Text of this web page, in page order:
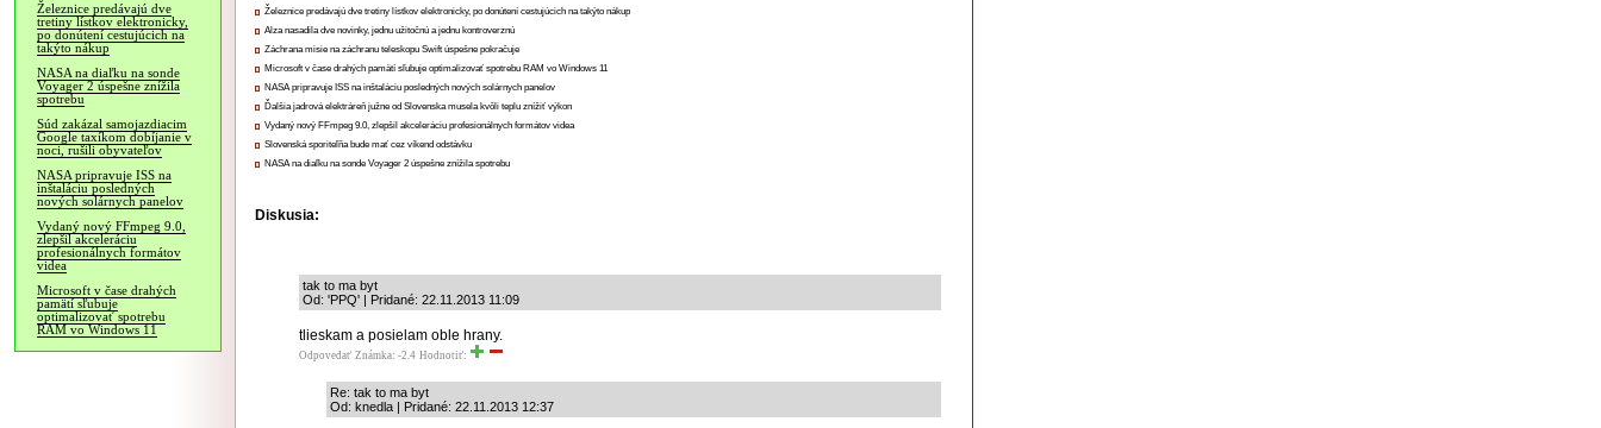
Železnice predávajú dve
tretiny lístkov elektronicky,
po donútení cestujúcich na
takýto nákup
NASA na diaľku na sonde
Voyager 2 úspešne znížila
spotrebu
Súd zakázal samojazdiacim
Google taxíkom dobíjanie v
noci, rušili obyvateľov
NASA pripravuje ISS na
inštaláciu posledných
nových solárnych panelov
Vydaný nový FFmpeg 9.0,
zlepšil akceleráciu
profesionálnych formátov
videa
Microsoft v čase drahých
pamätí sľubuje
optimalizovať spotrebu
RAM vo Windows 11
Železnice predávajú dve tretiny lístkov elektronicky, po donútení cestujúcich na takýto nákup
Alza nasadila dve novinky, jednu užitočnú a jednu kontroverznú
Záchrana misie na záchranu teleskopu Swift úspešne pokračuje
Microsoft v čase drahých pamätí sľubuje optimalizovať spotrebu RAM vo Windows 11
NASA pripravuje ISS na inštaláciu posledných nových solárnych panelov
Ďalšia jadrová elektráreň južne od Slovenska musela kvôli teplu znížiť výkon
Vydaný nový FFmpeg 9.0, zlepšil akceleráciu profesionálnych formátov videa
Slovenská sporiteľňa bude mať cez víkend odstávku
NASA na diaľku na sonde Voyager 2 úspešne znížila spotrebu
Diskusia:
tak to ma byt
Od: 'PPQ' | Pridané: 22.11.2013 11:09
tlieskam a posielam oble hrany.
Odpovedať Známka: -2.4 Hodnotiť:
Re: tak to ma byt
Od: knedla | Pridané: 22.11.2013 12:37